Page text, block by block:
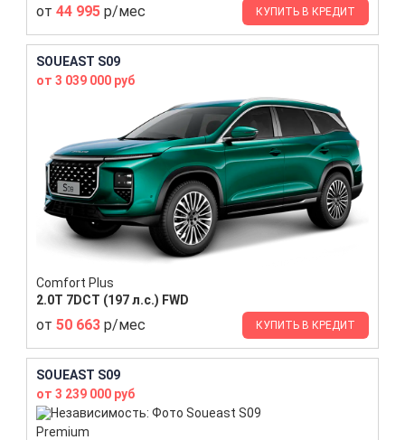
от 44 995 р/мес КУПИТЬ В КРЕДИТ
SOUEAST S09
от 3 039 000 руб
Comfort Plus
2.0T 7DCT (197 л.с.) FWD
от 50 663 р/мес КУПИТЬ В КРЕДИТ
SOUEAST S09
от 3 239 000 руб
Premium